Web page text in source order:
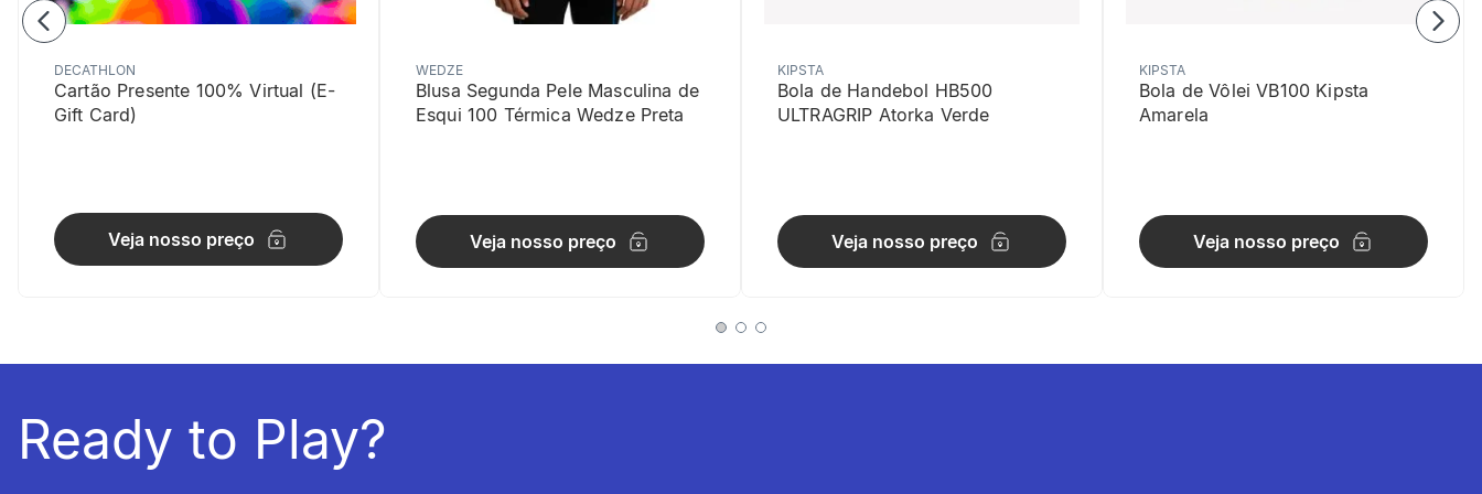
Manómetro de 100 mm de diâmetro, precisão de leitura de 2 PSI ou 0,2 bar
DECATHLON
Cartão Presente 100% Virtual (E-
Gift Card)
Veja nosso preço
WEDZE
Blusa Segunda Pele Masculina de
Esqui 100 Térmica Wedze Preta
Veja nosso preço
KIPSTA
Bola de Handebol HB500
ULTRAGRIP Atorka Verde
Veja nosso preço
KIPSTA
Bola de Vôlei VB100 Kipsta
Amarela
Veja nosso preço
Ready to Play?